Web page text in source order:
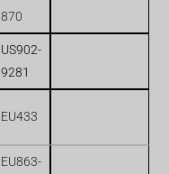
870
US902-
9281
EU433
EU863-